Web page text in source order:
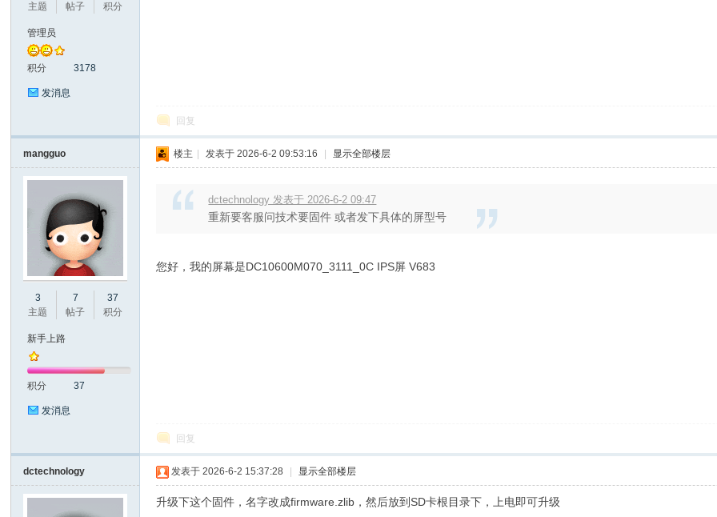
主题
帖子
积分
管理员
积分 3178
发消息
回复
mangguo
3
主题
7
帖子
37
积分
新手上路
积分 37
发消息
楼主 发表于 2026-6-2 09:53:16 显示全部楼层
dctechnology 发表于 2026-6-2 09:47
重新要客服问技术要固件 或者发下具体的屏型号
您好，我的屏幕是DC10600M070_3111_0C IPS屏 V683
回复
dctechnology 发表于 2026-6-2 15:37:28 显示全部楼层
升级下这个固件，名字改成firmware.zlib，然后放到SD卡根目录下，上电即可升级